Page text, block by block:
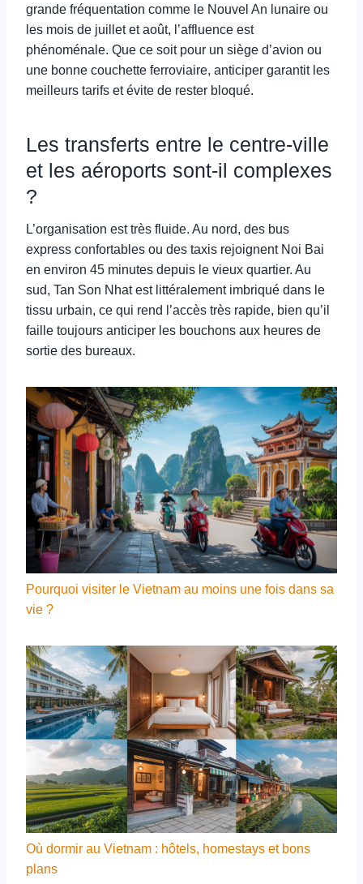
grande fréquentation comme le Nouvel An lunaire ou
les mois de juillet et août, l’affluence est
phénoménale. Que ce soit pour un siège d’avion ou
une bonne couchette ferroviaire, anticiper garantit les
meilleurs tarifs et évite de rester bloqué.
Les transferts entre le centre-ville
et les aéroports sont-il complexes
?
L’organisation est très fluide. Au nord, des bus
express confortables ou des taxis rejoignent Noi Bai
en environ 45 minutes depuis le vieux quartier. Au
sud, Tan Son Nhat est littéralement imbriqué dans le
tissu urbain, ce qui rend l’accès très rapide, bien qu’il
faille toujours anticiper les bouchons aux heures de
sortie des bureaux.
Pourquoi visiter le Vietnam au moins une fois dans sa
vie ?
Où dormir au Vietnam : hôtels, homestays et bons
plans